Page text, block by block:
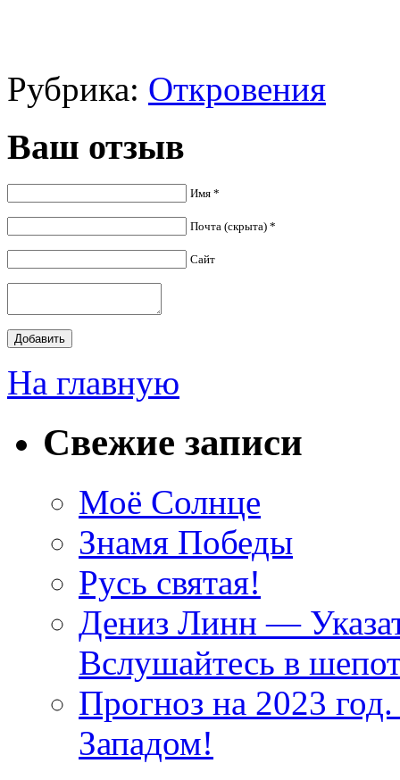
Рубрика: Откровения
Ваш отзыв
Имя *
Почта (скрыта) *
Сайт
На главную
Свежие записи
Моё Солнце
Знамя Победы
Русь святая!
Дениз Линн —
Вслушайтесь в
Прогноз на 2023
Западом!